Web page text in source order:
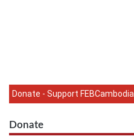
Donate - Support FEBCambodia
Donate